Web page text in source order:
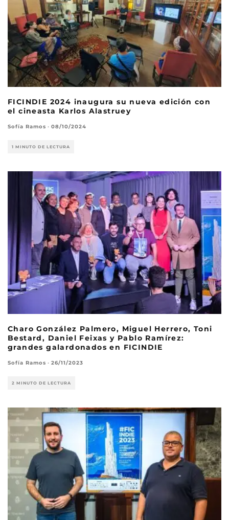
FICINDIE 2024 inaugura su nueva edición con
el cineasta Karlos Alastruey
Sofía Ramos · 08/10/2024
1 MINUTO DE LECTURA
Charo González Palmero, Miguel Herrero, Toni
Bestard, Daniel Feixas y Pablo Ramírez:
grandes galardonados en FICINDIE
Sofía Ramos · 26/11/2023
2 MINUTO DE LECTURA